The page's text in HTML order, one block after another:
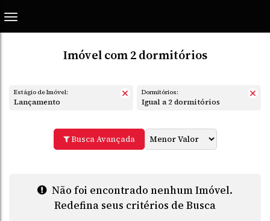
Imóvel com 2 dormitórios
Estágio de Imóvel:
Lançamento
Dormitórios:
Igual a 2 dormitórios
Busca Avançada
Não foi encontrado nenhum Imóvel.
Redefina seus critérios de Busca